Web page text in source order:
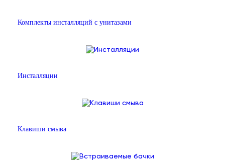
Комплекты инсталляций с унитазами
Инсталляции
Клавиши смыва